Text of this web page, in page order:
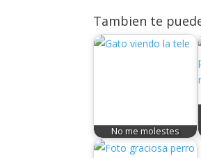
Tambien te
No me molestes